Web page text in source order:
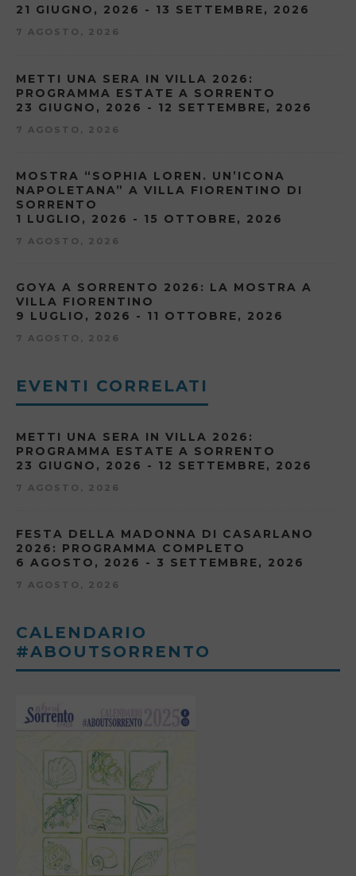
21 GIUGNO, 2026 - 13 SETTEMBRE, 2026
7 AGOSTO, 2026
METTI UNA SERA IN VILLA 2026:
PROGRAMMA ESTATE A SORRENTO
23 GIUGNO, 2026 - 12 SETTEMBRE, 2026
7 AGOSTO, 2026
MOSTRA “SOPHIA LOREN. UN’ICONA
NAPOLETANA” A VILLA FIORENTINO DI
SORRENTO
1 LUGLIO, 2026 - 15 OTTOBRE, 2026
7 AGOSTO, 2026
GOYA A SORRENTO 2026: LA MOSTRA A
VILLA FIORENTINO
9 LUGLIO, 2026 - 11 OTTOBRE, 2026
7 AGOSTO, 2026
EVENTI CORRELATI
METTI UNA SERA IN VILLA 2026:
PROGRAMMA ESTATE A SORRENTO
23 GIUGNO, 2026 - 12 SETTEMBRE, 2026
7 AGOSTO, 2026
FESTA DELLA MADONNA DI CASARLANO
2026: PROGRAMMA COMPLETO
6 AGOSTO, 2026 - 3 SETTEMBRE, 2026
7 AGOSTO, 2026
CALENDARIO
#ABOUTSORRENTO